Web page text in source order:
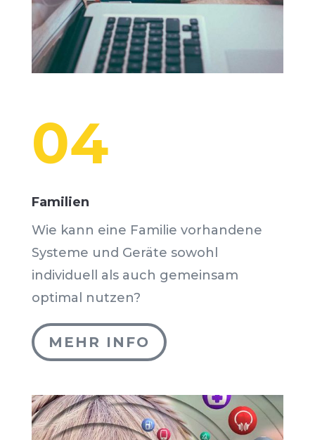
04
Familien
Wie kann eine Familie vorhandene
Systeme und Geräte sowohl
individuell als auch gemeinsam
optimal nutzen?
MEHR INFO